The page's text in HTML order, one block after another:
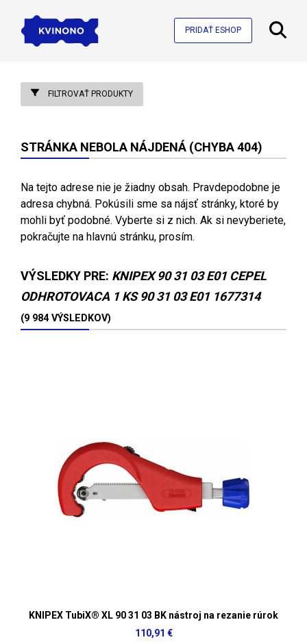
PRIDAŤ ESHOP
FILTROVAŤ PRODUKTY
STRÁNKA NEBOLA NÁJDENÁ (CHYBA 404)
Na tejto adrese nie je žiadny obsah. Pravdepodobne je
adresa chybná. Pokúsili sme sa nájsť stránky, ktoré by
mohli byť podobné. Vyberte si z nich. Ak si nevyberiete,
pokračujte na hlavnú stránku, prosím.
VÝSLEDKY PRE: KNIPEX 90 31 03 E01 CEPEL
ODHROTOVACA 1 KS 90 31 03 E01 1677314
(9 984 VÝSLEDKOV)
KNIPEX TubiX® XL 90 31 03 BK nástroj na rezanie rúrok
110,91 €